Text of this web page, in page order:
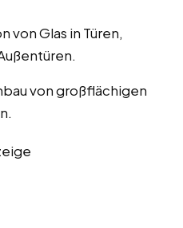
von Glas in Türen,
von großflächigen